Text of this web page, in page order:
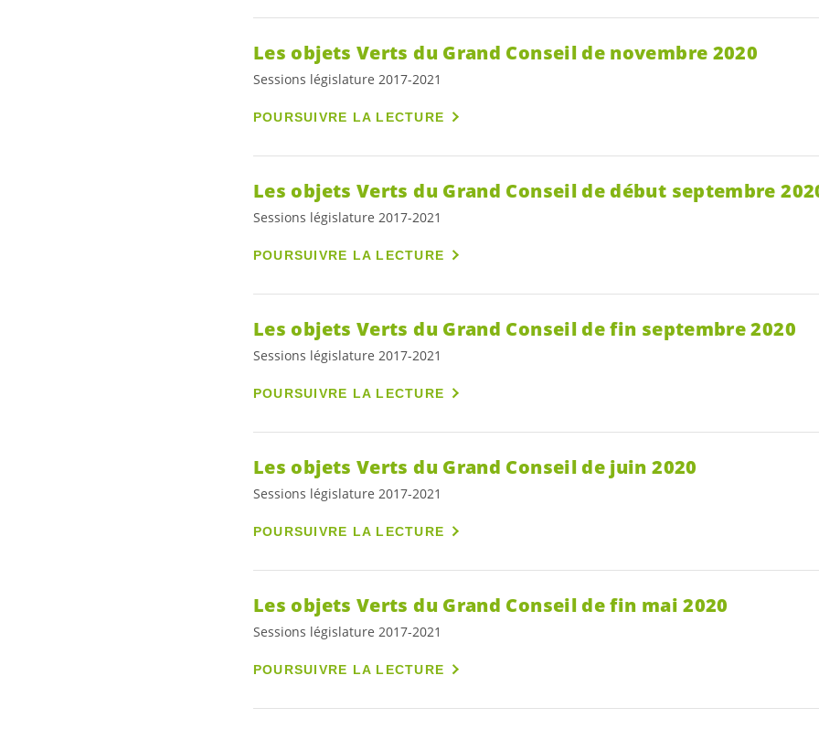
Les objets Verts du Grand Conseil de novembre 2020
Sessions législature 2017-2021
POURSUIVRE LA LECTURE
Les objets Verts du Grand Conseil de début septembre
Sessions législature 2017-2021
POURSUIVRE LA LECTURE
Les objets Verts du Grand Conseil de fin septembre 2020
Sessions législature 2017-2021
POURSUIVRE LA LECTURE
Les objets Verts du Grand Conseil de juin 2020
Sessions législature 2017-2021
POURSUIVRE LA LECTURE
Les objets Verts du Grand Conseil de fin mai 2020
Sessions législature 2017-2021
POURSUIVRE LA LECTURE